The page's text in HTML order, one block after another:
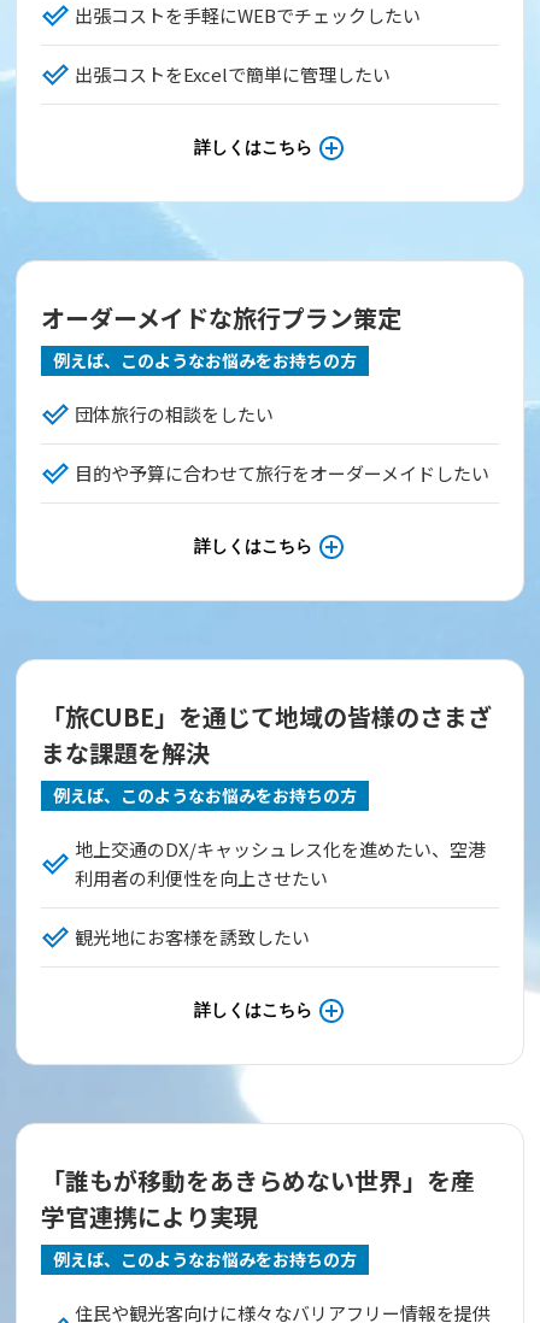
出張コストを手軽にWEBでチェックしたい
出張コストをExcelで簡単に管理したい
詳しくはこちら
オーダーメイドな旅行プラン策定
例えば、このようなお悩みをお持ちの方
団体旅行の相談をしたい
目的や予算に合わせて旅行をオーダーメイドしたい
詳しくはこちら
「旅CUBE」を通じて地域の皆様のさまざ
まな課題を解決
例えば、このようなお悩みをお持ちの方
地上交通のDX/キャッシュレス化を進めたい、空港
利用者の利便性を向上させたい
観光地にお客様を誘致したい
詳しくはこちら
「誰もが移動をあきらめない世界」を産
学官連携により実現
例えば、このようなお悩みをお持ちの方
住民や観光客向けに様々なバリアフリー情報を提供